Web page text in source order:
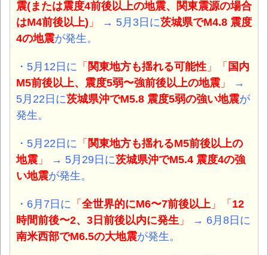
震(または震度4前後以上の地震、関東震源の場合
はM4前後以上) 」 → 5月3日に茨城県でM4.8 震度
4の地震が発生。
・5月12日に 「 関東地方も揺れる可能性 」「 国内
M5前後以上、震度5弱〜強前後以上の地震 」
→
5月22日に茨城県沖でM5.8 震度5弱の強い地震が
発生。
・5月22日に 「 関東地方も揺れるM5前後以上の
地震 」 → 5月29日に茨城県沖でM5.4 震度4の強
い地震が発生。
・6月7日に 「 全世界的にM6〜7前後以上 」「 12
時間前後〜2、3日前後以内に発生 」
→ 6月8日に
南米西部でM6.5の大地震が発生。